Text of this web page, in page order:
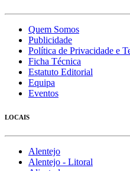
Quem Somos
Publicidade
Política de Privacidade e
Ficha Técnica
Estatuto Editorial
Equipa
Eventos
LOCAIS
Alentejo
Alentejo - Litoral